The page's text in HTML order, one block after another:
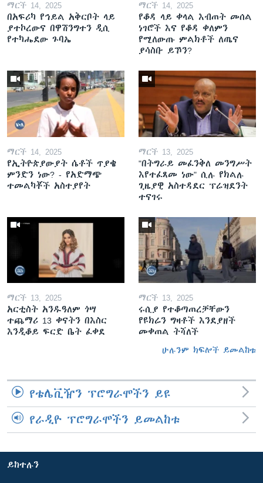
ማርች 14, 2025
በአፍሪካ የኅይል አቅርቦት ላይ
ያተኮረውና በዋሽንግተን ዲሲ
የተካሔደው ጉባኤ
ማርች 14, 2025
የቆዳ ላይ ቀላል እብጠት መሰል
ነገሮች እና የቆዳ ቀለምን
የሚለውጡ ምልክቶች ለጤና
ያሳስቡ ይኾን?
ማርች 14, 2025
የኢትዮጵያውያት ሴቶች ጥያቄ
ምንድን ነው? - የአድማጭ
ተመልካቾች አስተያየት
ማርች 13, 2025
"በትግራይ መፈንቅለ መንግሥት
እየተፈጸመ ነው" ሲሉ የክልሉ
ጊዜያዊ አስተዳደር ፕሬዝደንት
ተናገሩ
ማርች 13, 2025
አርቲስት አንዱዓለም ጎሣ
ተጨማሪ 13 ቀናትን በእስር
እንዲቆይ ፍርድ ቤት ፈቀደ
ማርች 13, 2025
ሩሲያ የተቆጣጠረቻቸውን
የዩክሬን ግዛቶች እንደያዘች
መቀጠል ትሻለች
ሁሉንም ክፍሎች ይመልከቱ
የቴሌቪዥን ፕሮግራሞችን ይዩ
የራዲዮ ፕሮግራሞችን ይመልከቱ
ይከተሉን